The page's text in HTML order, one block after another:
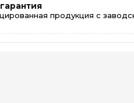
продукция с